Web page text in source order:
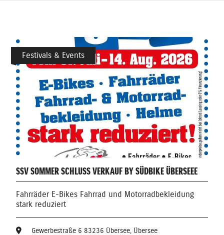
Festivals & Events
SSV SOMMER SCHLUSS VERKAUF BY SÜDBIKE ÜBERSEEE
Fahrräder E-Bikes Fahrrad und Motorradbekleidung
stark reduziert
Gewerbestraße 6 83236 Übersee, Übersee